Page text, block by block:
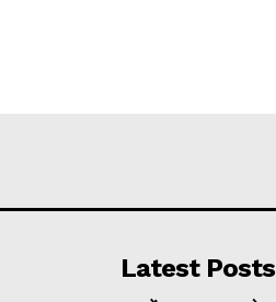
Latest Posts